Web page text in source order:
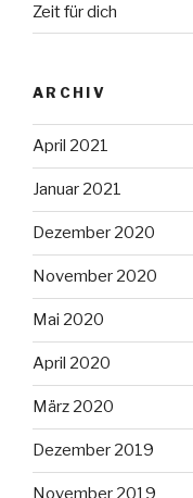
Zeit für dich
ARCHIV
April 2021
Januar 2021
Dezember 2020
November 2020
Mai 2020
April 2020
März 2020
Dezember 2019
November 2019